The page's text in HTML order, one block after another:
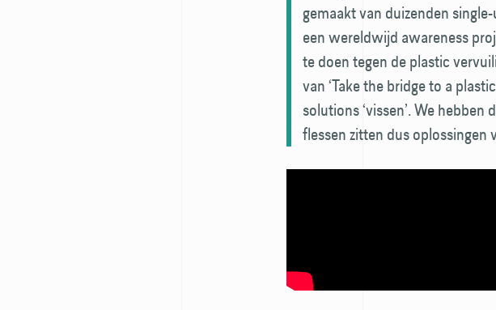
gemaakt van duizenden
een wereldwijd awareness
te doen tegen de plastic
van ‘Take the bridge to a
solutions ‘vissen’. We
flessen zitten dus oplossingen